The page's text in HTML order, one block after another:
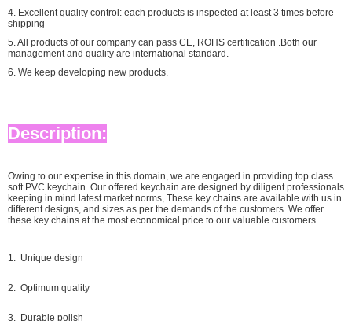
4. Excellent quality control: each products is inspected at least 3 times before
shipping
5. All products of our company can pass CE, ROHS certification .Both our
management and quality are international standard.
6. We keep developing new products.
Description:
Owing to our expertise in this domain, we are engaged in providing top class
soft PVC keychain. Our offered keychain are designed by diligent professionals
keeping in mind latest market norms, These key chains are available with us in
different designs, and sizes as per the demands of the customers. We offer
these key chains at the most economical price to our valuable customers.
1. Unique design
2. Optimum quality
3. Durable polish